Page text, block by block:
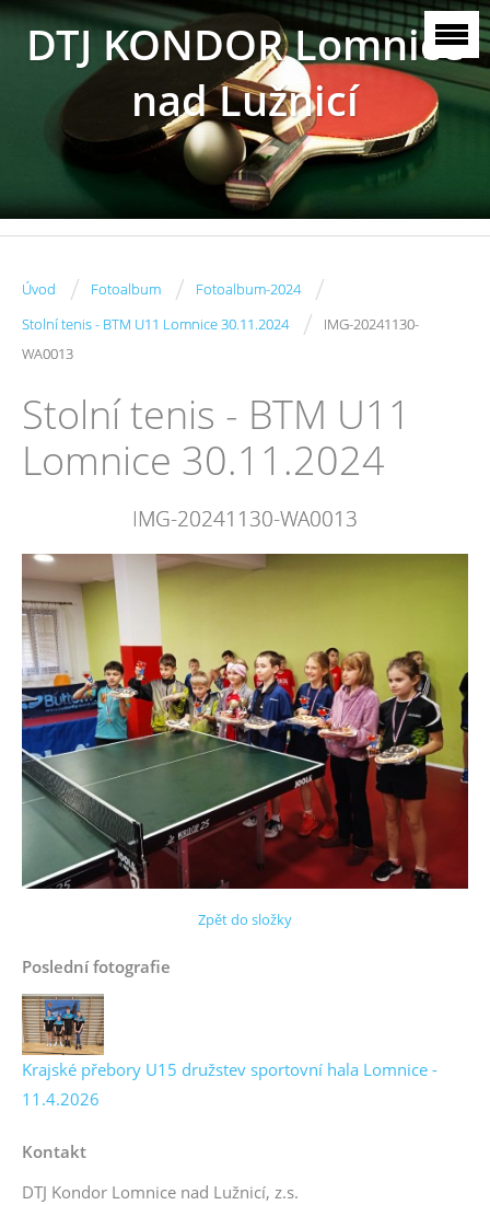
DTJ KONDOR Lomnice
nad Lužnicí
Úvod / Fotoalbum / Fotoalbum-2024 /
Stolní tenis - BTM U11 Lomnice 30.11.2024 /
IMG-20241130-
WA0013
Stolní tenis - BTM U11
Lomnice 30.11.2024
IMG-20241130-WA0013
Zpět do složky
Poslední fotografie
Krajské přebory U15 družstev sportovní hala Lomnice -
11.4.2026
Kontakt
DTJ Kondor Lomnice nad Lužnicí, z.s.